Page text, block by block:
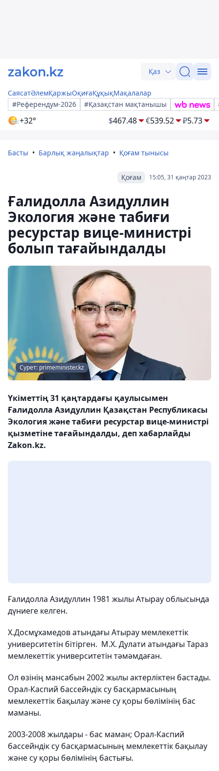
Қаз
СаясатӘлемҚаржыОқиғаҚұқықМақалалар
#Референдум-2026
#Қазақстан мақтанышы
+32° $467.48 €539.52 ₽5.73
Басты Барлық жаңалықтар Қоғам тынысы
15:05, 31 қаңтар 2023
Қоғам
Ғалидолла Азидуллин
Экология және табиғи
ресурстар вице-министрі
болып тағайындалды
Сурет: primeminister.kz
Үкіметтің 31 қаңтардағы қаулысымен
Ғалидолла Азидуллин Қазақстан Республикасы
Экология және табиғи ресурстар вице-министрі
қызметіне тағайындалды, деп хабарлайды
Zakon.kz.
Ғалидолла Азидуллин 1981 жылы Атырау облысында
дүниеге келген.
Х.Досмұхамедов атындағы Атырау мемлекеттік
университетін бітірген. М.Х. Дулати атындағы Тараз
мемлекеттік университетін тәмәмдаған.
Ол өзінің мансабын 2002 жылы актерліктен бастады.
Орал-Каспий бассейндік су басқармасының
мемлекеттік бақылау және су қоры бөлімінің бас
маманы.
2003-2008 жылдары - бас маман; Орал-Каспий
бассейндік су басқармасының мемлекеттік бақылау
және су қоры бөлімінің бастығы.